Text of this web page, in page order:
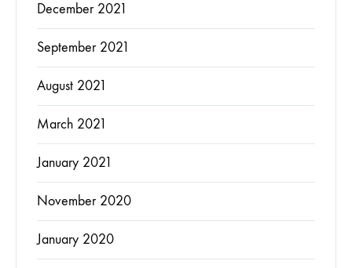
December 2021
September 2021
August 2021
March 2021
January 2021
November 2020
January 2020